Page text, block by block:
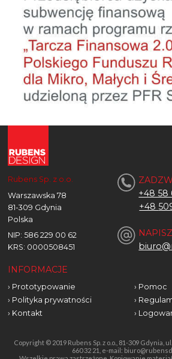
Rubens Sp. z o.o.
Warszawska 78
81-309 Gdynia
Polska
NIP: 586 229 00 62
KRS: 0000508451
+48 58
+48
NAPISZ
INFORMACJE
› Prototypowanie › Pomoc
› Polityka prywatności ›
› Kontakt ›
Copyright © 2019 Rubens Sp. z o.o., 81-309 Gdynia,
660 32 21, e-mail: